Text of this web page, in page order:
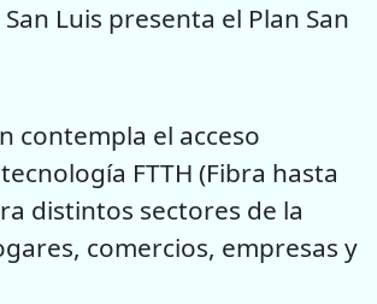
Luis presenta el Plan San
contempla el acceso
FTTH (Fibra hasta
distintos sectores de la
comercios, empresas y